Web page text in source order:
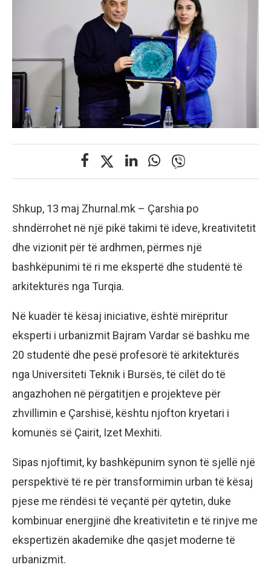
Shkup, 13 maj Zhurnal.mk – Çarshia po
shndërrohet në një pikë takimi të ideve, kreativitetit
dhe vizionit për të ardhmen, përmes një
bashkëpunimi të ri me ekspertë dhe studentë të
arkitekturës nga Turqia.
Në kuadër të kësaj iniciative, është mirëpritur
eksperti i urbanizmit Bajram Vardar së bashku me
20 studentë dhe pesë profesorë të arkitekturës
nga Universiteti Teknik i Bursës, të cilët do të
angazhohen në përgatitjen e projekteve për
zhvillimin e Çarshisë, kështu njofton kryetari i
komunës së Çairit, Izet Mexhiti.
Sipas njoftimit, ky bashkëpunim synon të sjellë një
perspektivë të re për transformimin urban të kësaj
pjese me rëndësi të veçantë për qytetin, duke
kombinuar energjinë dhe kreativitetin e të rinjve me
ekspertizën akademike dhe qasjet moderne të
urbanizmit.